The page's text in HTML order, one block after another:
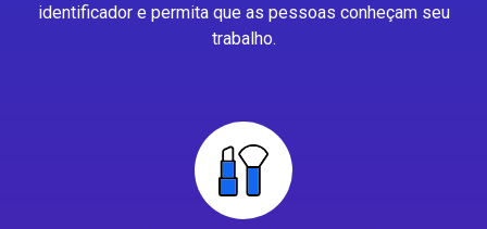
identificador e permita que as pessoas conheçam seu
trabalho.